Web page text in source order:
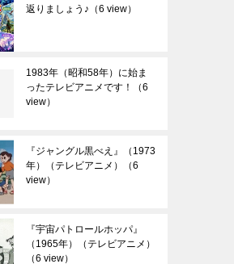
返りましょう♪ （6 view）
1983年（昭和58年）に始ま
ったテレビアニメです！
（6
view）
『ジャングル黒べえ』（1973
年）（テレビアニメ）
（6
view）
『宇宙パトロールホッパ』
（1965年）（テレビアニメ）
（6 view）